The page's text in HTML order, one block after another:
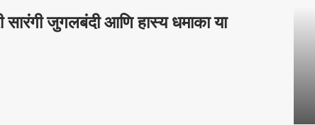
सारंगी जुगलबंदी आणि हास्य धमाका या